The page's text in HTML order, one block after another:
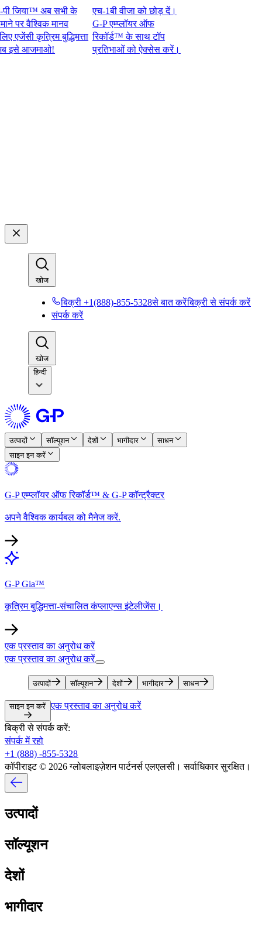
अब सभी के
वैश्विक मानव
कृत्रिम बुद्धिमत्ता
आजमाओ!​​
एच-1बी वीजा को छोड़ दें।
G-P एम्प्लॉयर ऑफ
रिकॉर्ड™ के साथ टॉप
प्रतिभाओं को ऐक्सेस करें।​​
खोज​​
बिक्री +1(888)-855-5328से बात करें​​बिक्री से संपर्क करें​​
संपर्क करें​​
खोज​​
हिन्दी
उत्पादों​​ सॉल्यूशन​​ देशों​​ भागीदार​​
साधन​​
साइन इन करें​​
G-P एम्प्लॉयर ऑफ रिकॉर्ड™ & G-P कॉन्ट्रैक्टर​​
अपने वैश्विक कार्यबल को मैनेज करें.​​
G-P Gia™​​
कृत्रिम बुद्धिमत्ता-संचालित कंप्लाएन्स इंटेलीजेंस।​​
एक प्रस्ताव का अनुरोध करें​​
एक प्रस्ताव का अनुरोध करें​​
उत्पादों​​ सॉल्यूशन​​ देशों​​ भागीदार​​ साधन​​
साइन इन करें​​ एक प्रस्ताव का अनुरोध करें​​
बिक्री से संपर्क करें:​​
संपर्क में रहो​​
+1 (888) -855-5328​​
कॉपीराइट © 2026 ग्लोबलाइज़ेशन पार्टनर्स एलएलसी। सर्वाधिकार सुरक्षित।​​
उत्पादों​​
सॉल्यूशन​​
देशों​​
भागीदार​​